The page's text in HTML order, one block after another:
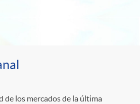
de los mercados de la última